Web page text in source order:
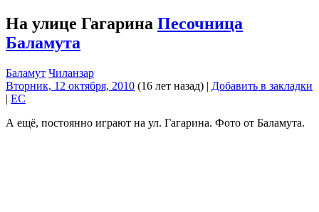
На улице Гагарина Песочница
Баламута
Баламут Чиланзар
Вторник, 12 октября, 2010 (16 лет назад) | Добавить в закладки
| EC
А ещё, постоянно играют на ул. Гагарина. Фото от Баламута.